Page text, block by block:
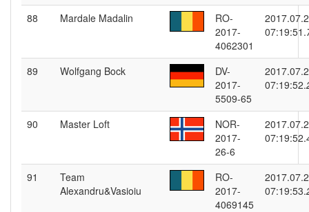
88 Mardale Madalin
RO-
2017-
4062301
07:19:51.
89 Wolfgang Bock
DV-
2017-
5509-65
07:19:52.
90 Master Loft
NOR-
2017-
26-6
07:19:52.
91
Team
Alexandru&Vasioiu
RO-
2017-
4069145
07:19:53.